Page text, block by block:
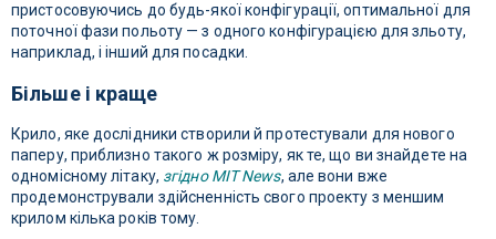
пристосовуючись до будь-якої конфігурації, оптимальної для
поточної фази польоту — з одного конфігурацією для зльоту,
наприклад, і інший для посадки.
Більше і краще
Крило, яке дослідники створили й протестували для нового
паперу, приблизно такого ж розміру, як те, що ви знайдете на
одномісному літаку, згідно MIT News, але вони вже
продемонстрували здійсненність свого проекту з меншим
крилом кілька років тому.